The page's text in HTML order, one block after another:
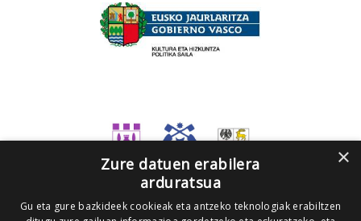
×
Zure datuen erabilera
arduratsua
Gu eta gure bazkideek cookieak eta antzeko teknologiak erabiltzen